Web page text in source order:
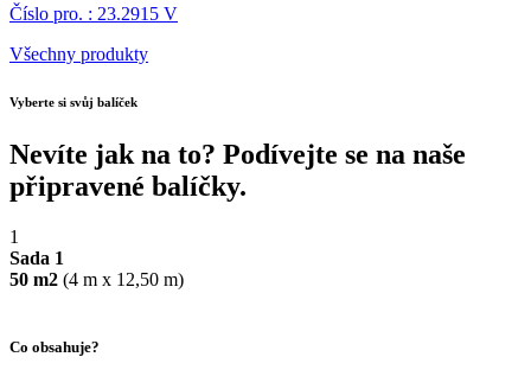
Číslo pro. : 23.2915 V
Všechny produkty
Vyberte si svůj balíček
Nevíte jak na to? Podívejte se na naše
připravené balíčky.
1
Sada 1
50 m2 (4 m x 12,50 m)
Co obsahuje?